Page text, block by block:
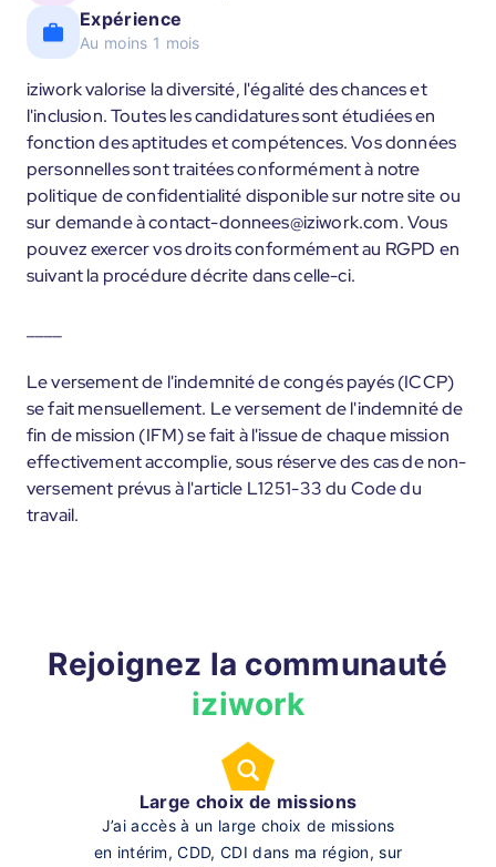
Expérience
Au moins 1 mois
iziwork valorise la diversité, l'égalité des chances et
l'inclusion. Toutes les candidatures sont étudiées en
fonction des aptitudes et compétences. Vos données
personnelles sont traitées conformément à notre
politique de confidentialité disponible sur notre site ou
sur demande à contact-donnees@iziwork.com. Vous
pouvez exercer vos droits conformément au RGPD en
suivant la procédure décrite dans celle-ci.
Le versement de l'indemnité de congés payés (ICCP)
se fait mensuellement. Le versement de l'indemnité de
fin de mission (IFM) se fait à l'issue de chaque mission
effectivement accomplie, sous réserve des cas de non-
versement prévus à l'article L1251-33 du Code du
travail.
Rejoignez la communauté
iziwork
Large choix de missions
J’ai accès à un large choix de missions
en intérim, CDD, CDI dans ma région, sur